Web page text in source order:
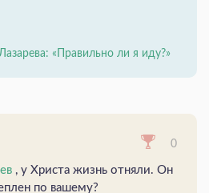
«Правильно ли я иду?»
0
, у Христа жизнь отняли. Он
по вашему?